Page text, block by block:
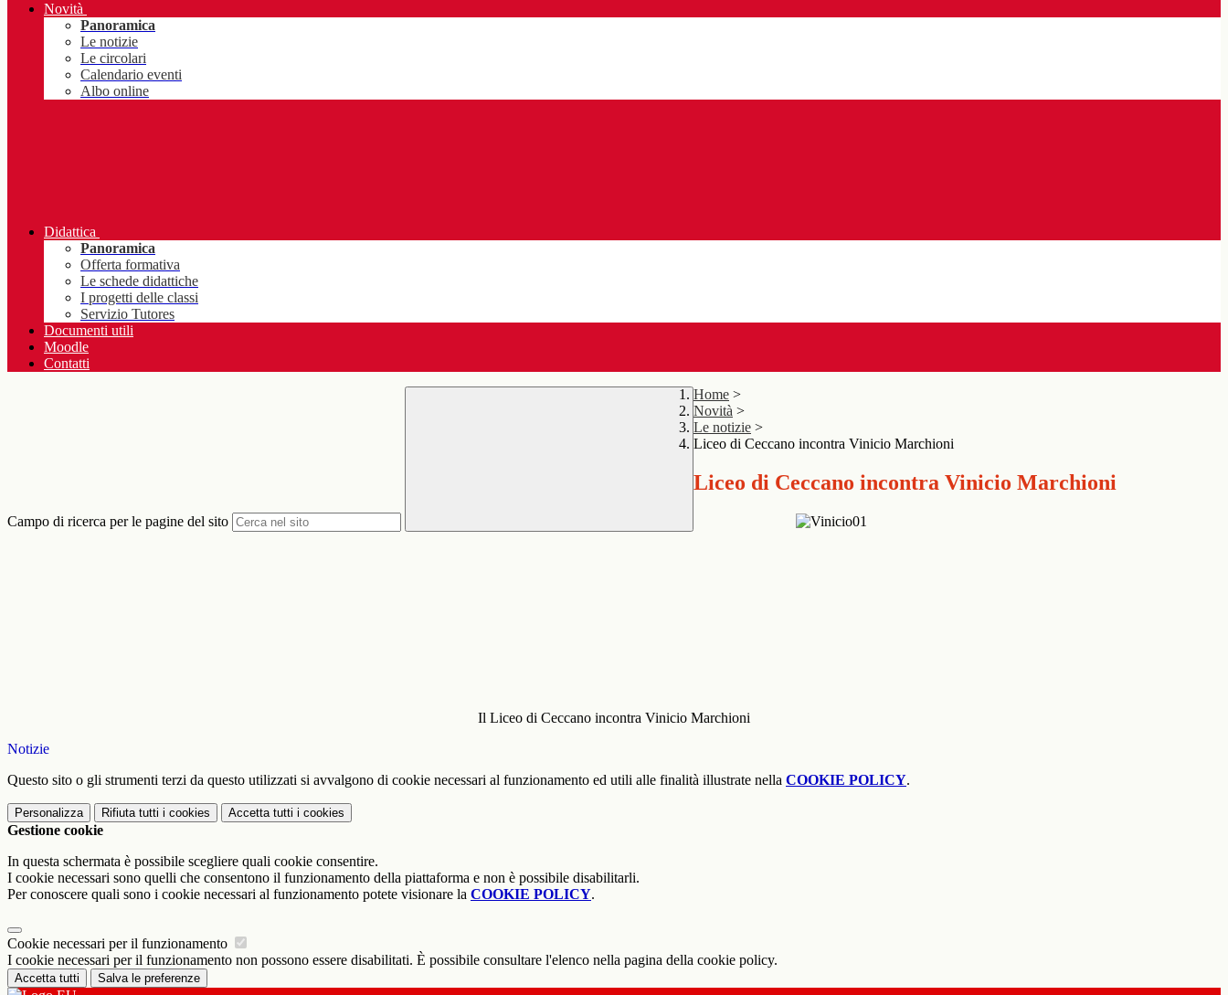
Novità
Panoramica
Le notizie
Le circolari
Calendario eventi
Albo online
Didattica
Panoramica
Offerta formativa
Le schede didattiche
I progetti delle classi
Servizio Tutores
Documenti utili
Moodle
Contatti
Campo di ricerca per le pagine del sito
Home >
Novità >
Le notizie >
Liceo di Ceccano incontra Vinicio Marchioni
Liceo di Ceccano incontra Vinicio Marchioni
Il Liceo di Ceccano incontra Vinicio Marchioni
Notizie
Questo sito o gli strumenti terzi da questo utilizzati si avvalgono di cookie necessari al funzionamento ed utili alle finalità illustrate nella COOKIE POLICY.
Personalizza Rifiuta tutti i cookies Accetta tutti i cookies
Gestione cookie
In questa schermata è possibile scegliere quali cookie consentire.
I cookie necessari sono quelli che consentono il funzionamento della piattaforma e non è possibile disabilitarli.
Per conoscere quali sono i cookie necessari al funzionamento potete visionare la COOKIE POLICY.
Cookie necessari per il funzionamento
I cookie necessari per il funzionamento non possono essere disabilitati. È possibile consultare l'elenco nella pagina della cookie policy.
Accetta tutti Salva le preferenze